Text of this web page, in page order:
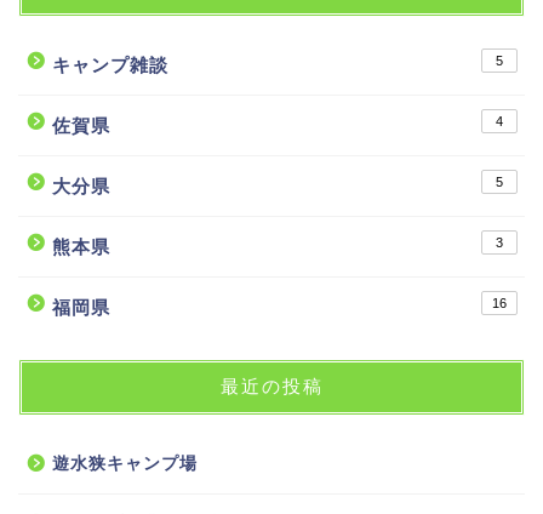
キャンプ雑談 5
佐賀県 4
大分県 5
熊本県 3
福岡県 16
最近の投稿
遊水狭キャンプ場